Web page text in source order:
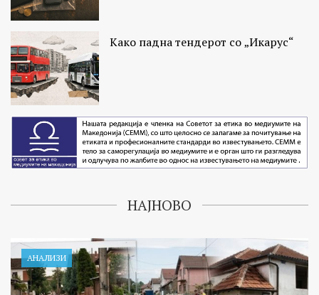
Како падна тендерот со „Икарус“
НАЈНОВО
АНАЛИЗИ